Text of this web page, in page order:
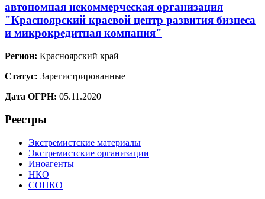
автономная некоммерческая организация
"Красноярский краевой центр развития бизнеса
и микрокредитная компания"
Регион: Красноярский край
Статус: Зарегистрированные
Дата ОГРН: 05.11.2020
Реестры
Экстремистские материалы
Экстремистские организации
Иноагенты
НКО
СОНКО